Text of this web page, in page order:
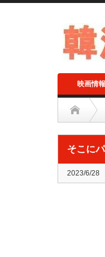
映画情報
そこに
2023/6/28